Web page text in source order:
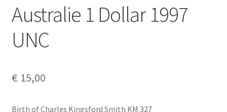
Australie 1 Dollar 1997
UNC
€ 15,00
Birth of Charles Kingsford Smith KM 327